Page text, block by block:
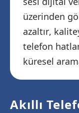
üzerinden
azaltır,
telefon
küresel
Akıllı